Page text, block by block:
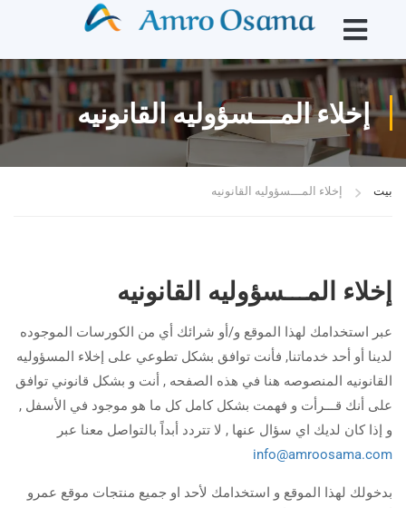
إخلاء المـــسؤوليه القانونيه
بيت إخلاء المـــسؤوليه القانونيه
إخلاء المـــسؤوليه القانونيه
عبر استخدامك لهذا الموقع و/أو شرائك أي من الكورسات الموجوده
لدينا أو أحد خدماتنا, فأنت توافق بشكل تطوعي على إخلاء المسؤوليه
القانونيه المنصوصه هنا في هذه الصفحه , أنت و بشكل قانوني توافق
على أنك قـــرأت و فهمت بشكل كامل كل ما هو موجود في الأسفل ,
و إذا كان لديك اي سؤال عنها , لا تتردد أبداً بالتواصل معنا عبر
info@amroosama.com
بدخولك لهذا الموقع و استخدامك لأحد او جميع منتجات موقع عمرو